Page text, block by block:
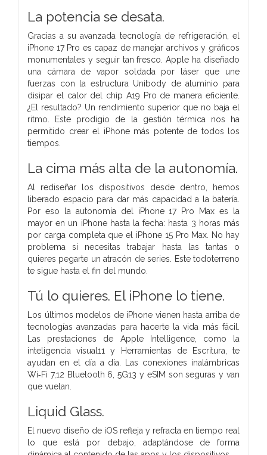
La potencia se desata.
Gracias a su avanzada tecnología de refrigeración, el
iPhone 17 Pro es capaz de manejar archivos y gráficos
monumentales y seguir tan fresco. Apple ha diseñado
una cámara de vapor soldada por láser que une
fuerzas con la estructura Unibody de aluminio para
disipar el calor del chip A19 Pro de manera eficiente.
¿El resultado? Un rendimiento superior que no baja el
ritmo. Este prodigio de la gestión térmica nos ha
permitido crear el iPhone más potente de todos los
tiempos.
La cima más alta de la autonomía.
Al rediseñar los dispositivos desde dentro, hemos
liberado espacio para dar más capacidad a la batería.
Por eso la autonomía del iPhone 17 Pro Max es la
mayor en un iPhone hasta la fecha: hasta 3 horas más
por carga completa que el iPhone 15 Pro Max. No hay
problema si necesitas trabajar hasta las tantas o
quieres pegarte un atracón de series. Este todoterreno
te sigue hasta el fin del mundo.
Tú lo quieres. El iPhone lo tiene.
Los últimos modelos de iPhone vienen hasta arriba de
tecnologías avanzadas para hacerte la vida más fácil.
Las prestaciones de Apple Intelligence, como la
inteligencia visual11 y Herramientas de Escritura, te
ayudan en el día a día. Las conexiones inalámbricas
Wi‑Fi 7,12 Bluetooth 6, 5G13 y eSIM son seguras y van
que vuelan.
Liquid Glass.
El nuevo diseño de iOS refleja y refracta en tiempo real
lo que está por debajo, adaptándose de forma